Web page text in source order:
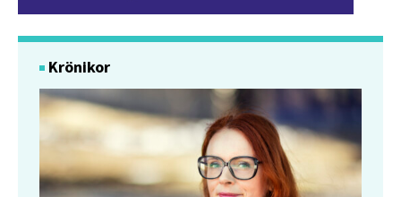
Krönikor